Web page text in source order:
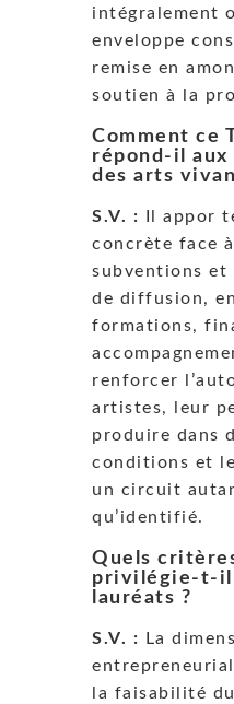
intégralement
enveloppe
remise en
soutien à la
Comment ce
répond-il aux
des arts
S.V. : Il appor
concrète face
subventions et
de diffusion,
formations,
renforcer
artistes, leur
produire dans
conditions et
un circuit
qu’identifié.
Quels
privilégie-t-il
lauréats ?
S.V. : La
la faisabilité